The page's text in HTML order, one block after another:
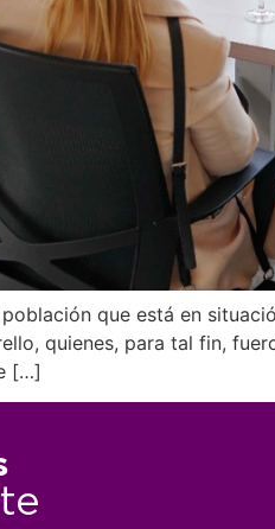
que está en
quienes, para tal fin,
[…]